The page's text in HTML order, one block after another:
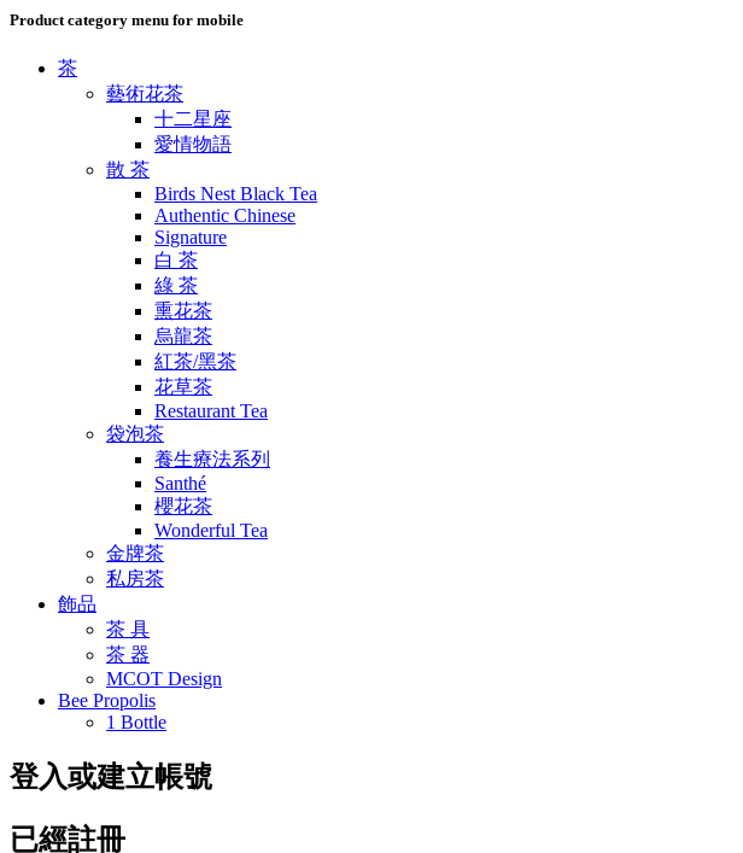
Product category menu for mobile
茶
藝術花茶
十二星座
愛情物語
散 茶
Birds Nest Black Tea
Authentic Chinese
Signature
白 茶
綠 茶
熏花茶
烏龍茶
紅茶/黑茶
花草茶
Restaurant Tea
袋泡茶
養生療法系列
Santhé
櫻花茶
Wonderful Tea
金牌茶
私房茶
飾品
茶 具
茶 器
MCOT Design
Bee Propolis
1 Bottle
登入或建立帳號
已經註冊